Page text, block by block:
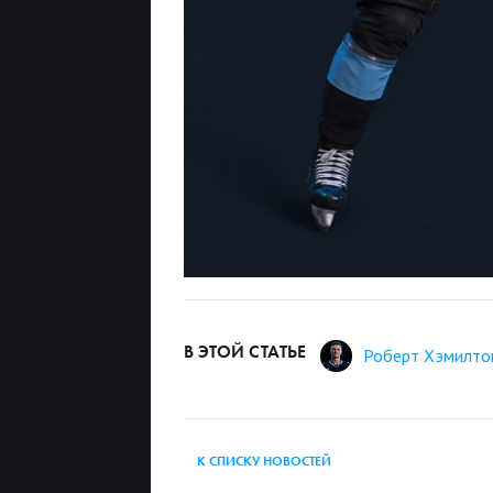
В ЭТОЙ СТАТЬЕ Роберт
К СПИСКУ НОВОСТЕЙ